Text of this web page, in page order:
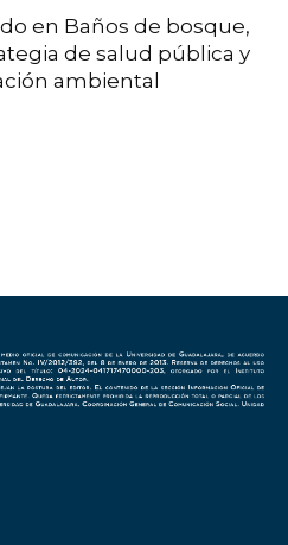
en Baños de bosque,
de salud pública y
ambiental